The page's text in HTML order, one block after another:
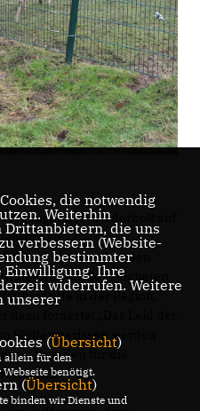
wiederholt auf
jährlichen
einhergehenden
So ereigneten
in der Region,
forderte: „Das Leid der
Wölfen gerissen werden
Schaden für die
werden.“
die notwendig
Weiterhin
Drittanbietern, die uns
verbessern (Website-
bestimmter
Einwilligung. Ihre
widerrufen. Weitere
unserer
(Übersicht)
allein für den
benötigt.
(Übersicht)
binden wir Dienste und